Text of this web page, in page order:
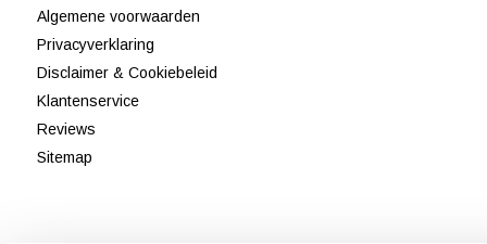
Algemene voorwaarden
Privacyverklaring
Disclaimer & Cookiebeleid
Klantenservice
Reviews
Sitemap